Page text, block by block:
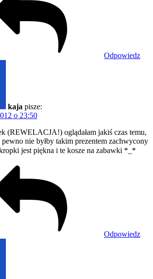
Odpowiedz
kaja pisze:
o 23:50
(REWELACJA!) oglądałam jakiś czas temu,
pewno nie byłby takim prezentem zachwycony
jest piękna i te kosze na zabawki *_*
Odpowiedz